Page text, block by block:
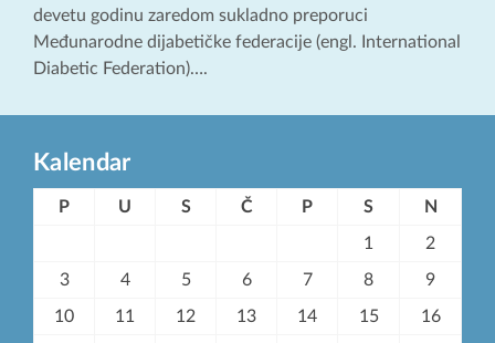
devetu godinu zaredom sukladno preporuci
Međunarodne dijabetičke federacije (engl. International
Diabetic Federation)….
Kalendar
P U S Č P S N
1 2
3 4 5 6 7 8 9
10 11 12 13 14 15 16